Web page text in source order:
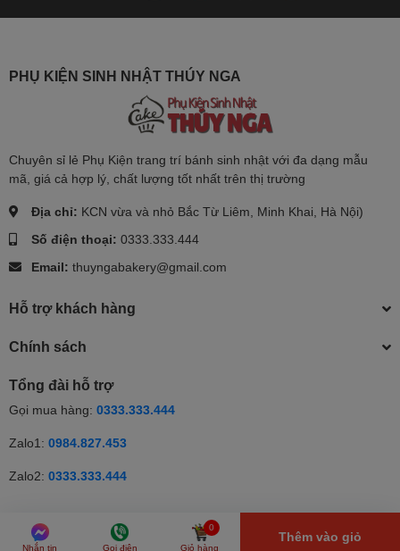
PHỤ KIỆN SINH NHẬT THÚY NGA
Chuyên sỉ lẻ Phụ Kiện trang trí bánh sinh nhật với đa dạng mẫu
mã, giá cả hợp lý, chất lượng tốt nhất trên thị trường
Địa chỉ: KCN vừa và nhỏ Bắc Từ Liêm, Minh Khai, Hà Nội)
Số điện thoại: 0333.333.444
Email: thuyngabakery@gmail.com
Hỗ trợ khách hàng
Chính sách
Tổng đài hỗ trợ
Gọi mua hàng: 0333.333.444
Zalo1: 0984.827.453
Zalo2: 0333.333.444
© Bản quyền thuộc về Thúy Nga | Cung cấp bởi Sapo | Cung cấp
bởiSapo
Nhắn tin Gọi điện
0
Giỏ hàng
Thêm vào giỏ